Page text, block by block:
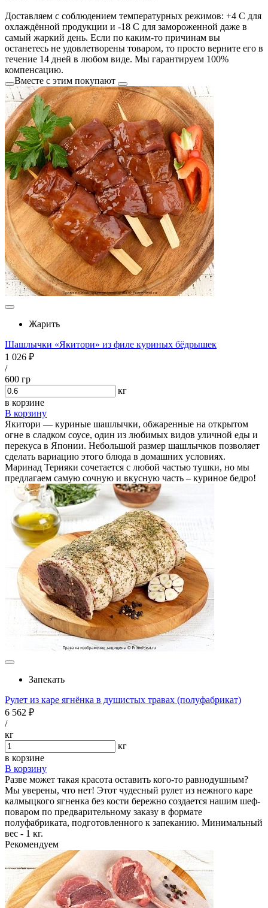
Доставляем с соблюдением температурных режимов: +4 С для
охлаждённой продукции и -18 С для замороженной даже в
самый жаркий день. Если по каким-то причинам вы
останетесь не удовлетворены товаром, то просто верните его в
течение 14 дней в любом виде. Мы гарантируем 100%
компенсацию.
Вместе с этим покупают
Жарить
Шашлычки «Якитори» из филе куриных бёдрышек
1 026 ₽
/
600 гр
кг
в корзине
В корзину
Якитори — куриные шашлычки, обжаренные на открытом
огне в сладком соусе, один из любимых видов уличной еды и
перекуса в Японии. Небольшой размер шашлычков позволяет
сделать вариацию этого блюда в домашних условиях.
Маринад Терияки сочетается с любой частью тушки, но мы
предлагаем самую сочную и вкусную часть – куриное бедро!
Запекать
Рулет из каре ягнёнка в душистых травах (полуфабрикат)
6 562 ₽
/
кг
кг
в корзине
В корзину
Разве может такая красота оставить кого-то равнодушным?
Мы уверены, что нет! Этот чудесный рулет из нежного каре
калмыцкого ягненка без кости бережно создается нашим шеф-
поваром по предварительному заказу в формате
полуфабриката, подготовленного к запеканию. Минимальный
вес - 1 кг.
Рекомендуем